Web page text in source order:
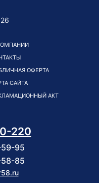
ОФЕРТА
САЙТА
АКТ
220
95
85